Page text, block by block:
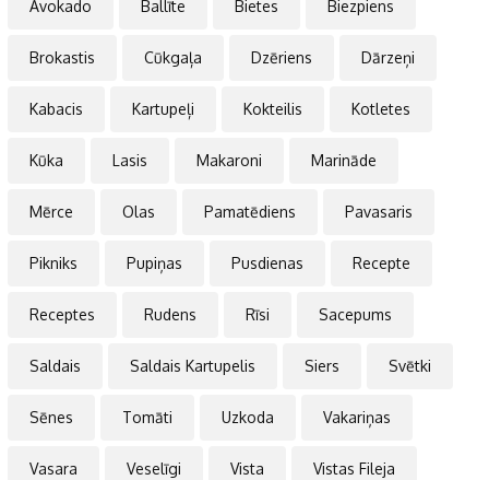
Avokado Ballīte Bietes Biezpiens
Brokastis Cūkgaļa Dzēriens Dārzeņi
Kabacis Kartupeļi Kokteilis Kotletes
Kūka Lasis Makaroni Marināde
Mērce Olas Pamatēdiens Pavasaris
Pikniks Pupiņas Pusdienas Recepte
Receptes Rudens Rīsi Sacepums
Saldais Saldais Kartupelis Siers Svētki
Sēnes Tomāti Uzkoda Vakariņas
Vasara Veselīgi Vista Vistas Fileja